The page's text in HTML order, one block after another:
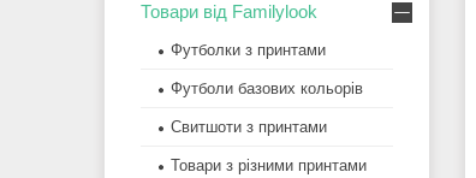
Товари від Familylook
Футболки з принтами
Футболи базових кольорів
Свитшоти з принтами
Товари з різними принтами